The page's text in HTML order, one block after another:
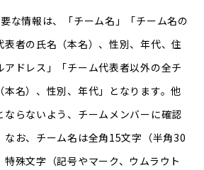
な情報は、「チーム名」「チーム名の
者の氏名（本名）、性別、年代、住
ドレス」「チーム代表者以外の全チ
本名）、性別、年代」となります。他
ならないよう、チームメンバーに確認
なお、チーム名は全角15文字（半角30
殊文字（記号やマーク、ウムラウト